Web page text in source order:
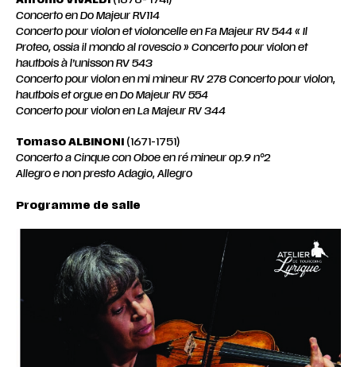
Concerto en Do Majeur RV114
Concerto pour violon et violoncelle en Fa Majeur RV 544 « Il
Proteo, ossia il mondo al rovescio » Concerto pour violon et
hautbois à l’unissonRV 543
Concerto pour violon en mi mineur RV 278 Concerto pour violon,
hautbois et orgue en Do Majeur RV 554
Concerto pour violon en La Majeur RV 344
Tomaso ALBINONI (1671-1751)
Concerto a Cinque con Oboe en ré mineurop.9 n°2
Allegro e non presto Adagio, Allegro
Programme de salle